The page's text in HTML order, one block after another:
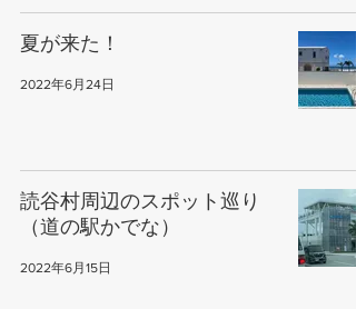
夏が来た！
2022年6月24日
読谷村周辺のスポット巡り
（道の駅かでな）
2022年6月15日